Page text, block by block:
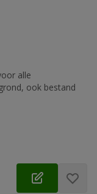
alle
ook bestand